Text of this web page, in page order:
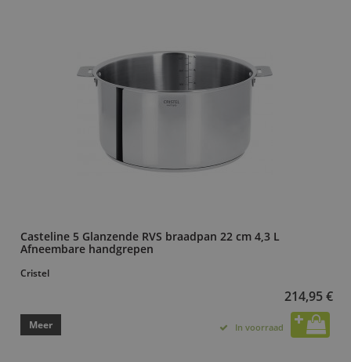
Casteline 5 Glanzende RVS braadpan 22 cm 4,3 L
Afneembare handgrepen
Cristel
214,95 €
Meer In voorraad